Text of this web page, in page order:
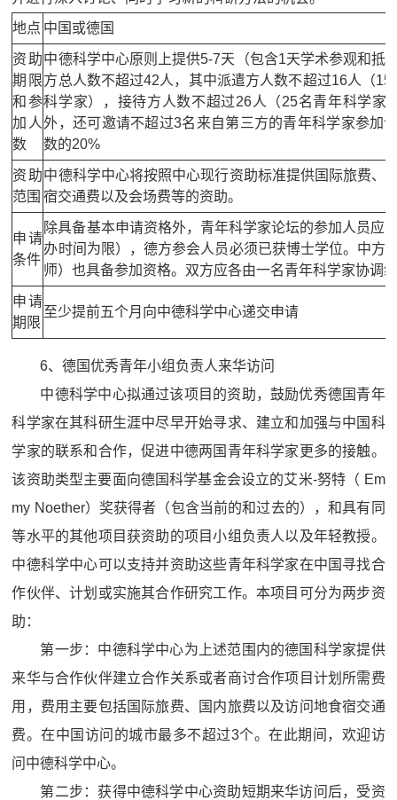
地点 中国或德国
资助
期限
和参
加人
数
中德科学中心原则上提供5-7天（包含1天学术参观和抵
方总人数不超过42人，其中派遣方人数不超过16人（
科学家），接待方人数不超过26人（25名青年科学家
外，还可邀请不超过3名来自第三方的青年科学家参加
数的20%
资助
范围
中德科学中心将按照中心现行资助标准提供国际旅费、
宿交通费以及会场费等的资助。
申请
条件
除具备基本申请资格外，青年科学家论坛的参加人员应
办时间为限），德方参会人员必须已获博士学位。中方
师）也具备参加资格。双方应各由一名青年科学家协调
申请
期限
至少提前五个月向中德科学中心递交申请
6、德国优秀青年小组负责人来华访问
中德科学中心拟通过该项目的资助，鼓励优秀德国青年
科学家在其科研生涯中尽早开始寻求、建立和加强与中国科
学家的联系和合作，促进中德两国青年科学家更多的接触。
该资助类型主要面向德国科学基金会设立的艾米-努特（ Em
my Noether）奖获得者（包含当前的和过去的），和具有同
等水平的其他项目获资助的项目小组负责人以及年轻教授。
中德科学中心可以支持并资助这些青年科学家在中国寻找合
作伙伴、计划或实施其合作研究工作。本项目可分为两步资
助：
第一步：中德科学中心为上述范围内的德国科学家提供
来华与合作伙伴建立合作关系或者商讨合作项目计划所需费
用，费用主要包括国际旅费、国内旅费以及访问地食宿交通
费。在中国访问的城市最多不超过3个。在此期间，欢迎访
问中德科学中心。
第二步：获得中德科学中心资助短期来华访问后，受资